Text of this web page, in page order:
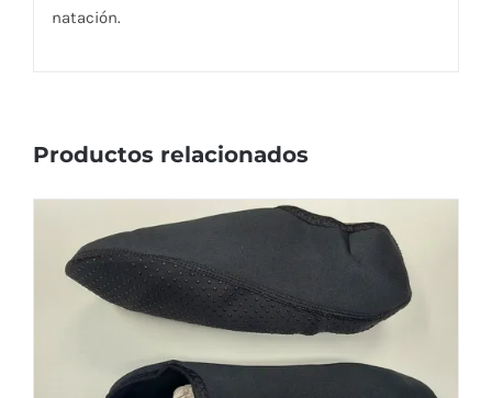
natación.
Productos relacionados